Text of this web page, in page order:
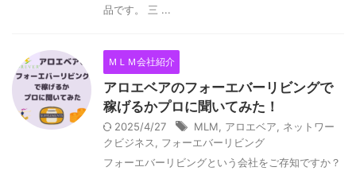
品です。 三 ...
ＭＬＭ会社紹介
アロエベアのフォーエバーリビングで
稼げるかプロに聞いてみた！
2025/4/27 MLM アロエベア
ネットワー
クビジネス
フォーエバーリビング
フォーエバーリビングという会社をご存知ですか？